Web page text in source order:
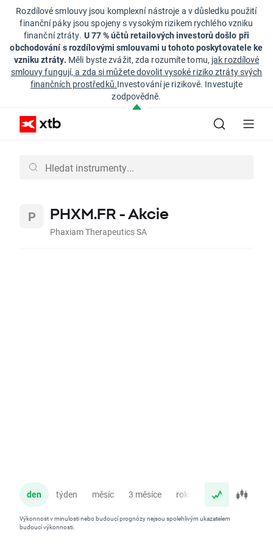
Rozdílové smlouvy jsou komplexní nástroje a v důsledku použití
finanční páky jsou spojeny s vysokým rizikem rychlého vzniku
finanční ztráty. U 77 % účtů retailových investorů došlo při
obchodování s rozdílovými smlouvami u tohoto poskytovatele ke
vzniku ztráty. Měli byste zvážit, zda rozumíte tomu, jak rozdílové
smlouvy fungují, a zda si můžete dovolit vysoké riziko ztráty svých
finančních prostředků.Investování je rizikové. Investujte
zodpovědně.
PHXM.FR - Akcie
Phaxiam Therapeutics SA
den týden měsíc 3 měsíce rok
Výkonnost v minulosti nebo budoucí prognózy nejsou spolehlivým ukazatelem
budoucí výkonnosti.